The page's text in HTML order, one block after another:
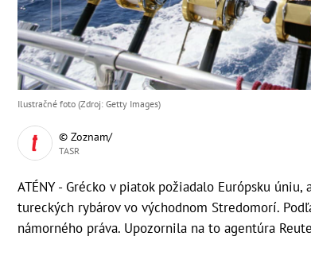
Ilustračné foto (Zdroj: Getty Images)
© Zoznam/
TASR
ATÉNY - Grécko v piatok požiadalo Európsku
tureckých rybárov vo východnom Stredomorí.
námorného práva. Upozornila na to agentúra